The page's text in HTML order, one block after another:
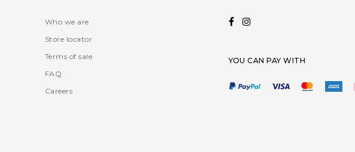
Who we are
Store locator
Terms of sale
FAQ
Careers
YOU CAN PAY WITH